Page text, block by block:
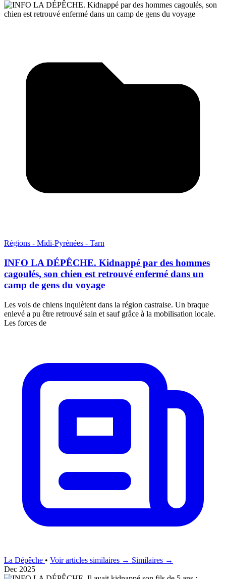
Régions - Midi-Pyrénées - Tarn
INFO LA DÉPÊCHE. Kidnappé par des hommes
cagoulés, son chien est retrouvé enfermé dans un
camp de gens du voyage
Les vols de chiens inquiètent dans la région castraise. Un braque
enlevé a pu être retrouvé sain et sauf grâce à la mobilisation locale.
Les forces de
La Dépêche • Voir articles similaires → Similaires →
Dec 2025